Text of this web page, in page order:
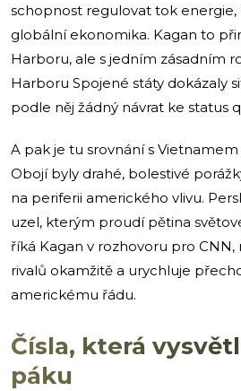
schopnost regulovat tok energie,
globální ekonomika. Kagan to
Harboru, ale s jedním zásadním
Harboru Spojené státy dokázaly
podle něj žádný návrat ke status
A pak je tu srovnání s
Obojí byly drahé, bolestivé
na periferii amerického vlivu.
uzel, kterým proudí pětina
říká Kagan v rozhovoru pro
rivalů okamžitě a urychluje
americkému řádu.
Čísla, která
páku